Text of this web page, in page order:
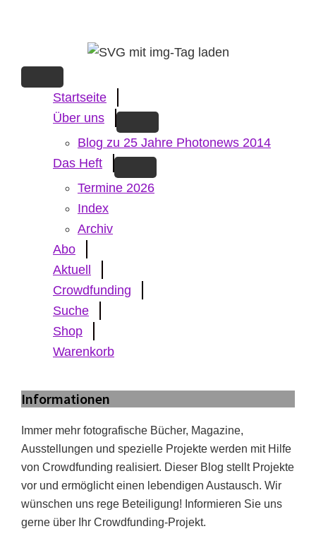
content
Startseite
Über uns
Blog zu 25 Jahre Photonews 2014
Das Heft
Termine 2026
Index
Archiv
Abo
Aktuell
Crowdfunding
Suche
Shop
Warenkorb
Informationen
Immer mehr fotografische Bücher, Magazine,
Ausstellungen und spezielle Projekte werden mit Hilfe
von Crowdfunding realisiert. Dieser Blog stellt Projekte
vor und ermöglicht einen lebendigen Austausch. Wir
wünschen uns rege Beteiligung! Informieren Sie uns
gerne über Ihr Crowdfunding-Projekt.